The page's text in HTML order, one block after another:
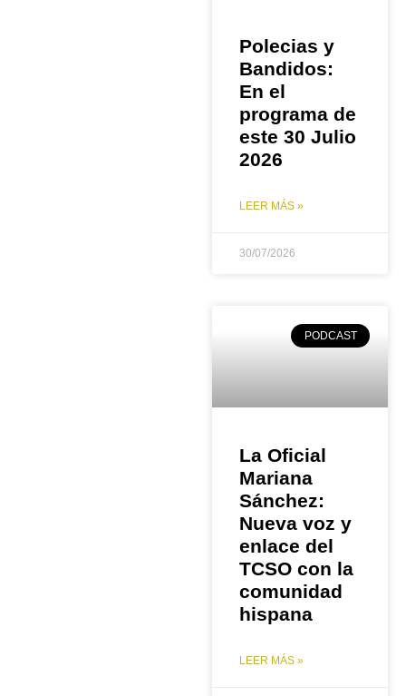
Polecias y
Bandidos:
En el
programa de
este 30 Julio
2026
LEER MÁS »
30/07/2026
PODCAST
La Oficial
Mariana
Sánchez:
Nueva voz y
enlace del
TCSO con la
comunidad
hispana
LEER MÁS »